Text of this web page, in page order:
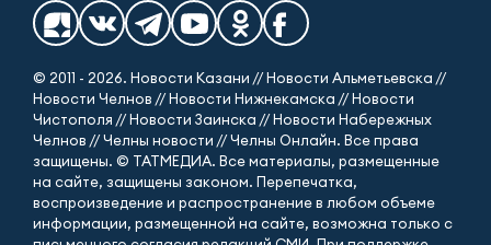
© 2011 - 2026. Новости Казани // Новости Альметьевска //
Новости Челнов // Новости Нижнекамска // Новости
Чистополя // Новости Заинска // Новости Набережных
Челнов // Челны новости // Челны Онлайн. Все права
защищены. © ТАТМЕДИА. Все материалы, размещенные
на сайте, защищены законом. Перепечатка,
воспроизведение и распространение в любом объеме
информации, размещенной на сайте, возможна только с